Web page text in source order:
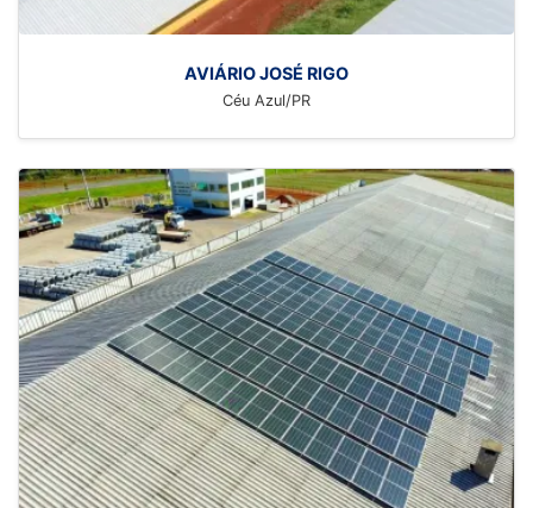
AVIÁRIO JOSÉ RIGO
Céu Azul/PR